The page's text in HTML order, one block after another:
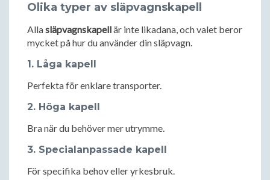
Olika typer av släpvagnskapell
Allasläpvagnskapellär inte likadana, och valet beror
mycket på hur du använder din släpvagn.
1. Låga kapell
Perfekta för enklare transporter.
2. Höga kapell
Bra när du behöver mer utrymme.
3. Specialanpassade kapell
För specifika behov eller yrkesbruk.